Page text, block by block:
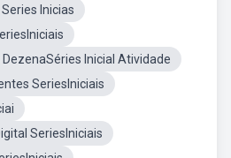
Inicias
Inicial Atividade
SeriesIniciais
SeriesIniciais